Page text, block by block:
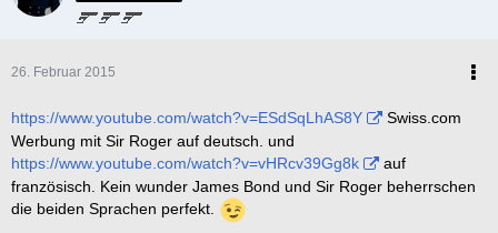
26. Februar 2015
https://www.youtube.com/watch?v=ESdSqLhAS8Y
Swiss.com
Werbung mit Sir Roger auf deutsch. und
https://www.youtube.com/watch?v=vHRcv39Gg8k
auf
französisch. Kein wunder James Bond und Sir Roger beherrschen
die beiden Sprachen perfekt.